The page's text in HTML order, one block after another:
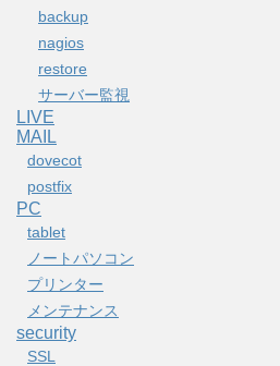
backup
nagios
restore
サーバー監視
LIVE
MAIL
dovecot
postfix
PC
tablet
ノートパソコン
プリンター
メンテナンス
security
SSL